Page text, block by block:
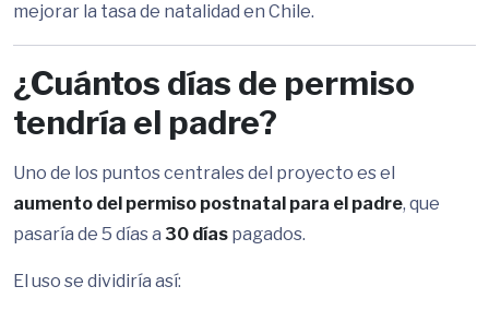
mejorar la tasa de natalidad en Chile.
¿Cuántos días de permiso
tendría el padre?
Uno de los puntos centrales del proyecto es el
aumento del permiso postnatal para el padre, que
pasaría de 5 días a 30 días pagados.
El uso se dividiría así: